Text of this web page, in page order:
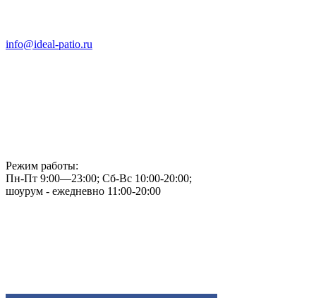
info@ideal-patio.ru
Режим работы:
Пн-Пт 9:00—23:00; Сб-Вс 10:00-20:00;
шоурум - ежедневно 11:00-20:00